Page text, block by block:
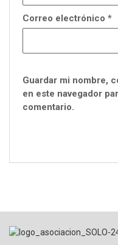
Correo electrónico *
Guardar mi nombre,
en este navegador
comentario.